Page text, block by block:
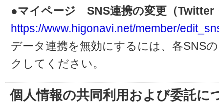
●マイページ SNS連携の変更（Twitter
https://www.higonavi.net/member/
データ連携を無効にするには、各SNS
クしてください。
個人情報の共同利用および委託に